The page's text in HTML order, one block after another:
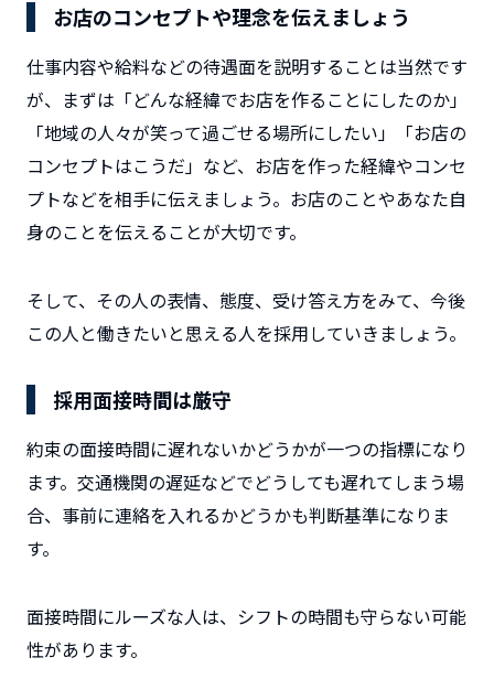
お店のコンセプトや理念を伝えましょう
仕事内容や給料などの待遇面を説明することは当然です
が、まずは「どんな経緯でお店を作ることにしたのか」
「地域の人々が笑って過ごせる場所にしたい」「お店の
コンセプトはこうだ」など、お店を作った経緯やコンセ
プトなどを相手に伝えましょう。 お店のことやあなた自
身のことを伝えることが大切です。
そして、その人の表情、態度、受け答え方をみて、今後
この人と働きたいと思える人を採用していきましょう。
採用面接時間は厳守
約束の面接時間に遅れないかどうかが一つの指標になり
ます。交通機関の遅延などでどうしても遅れてしまう場
合、事前に連絡を入れるかどうかも判断基準になりま
す。
面接時間にルーズな人は、シフトの時間も守らない可能
性があります。